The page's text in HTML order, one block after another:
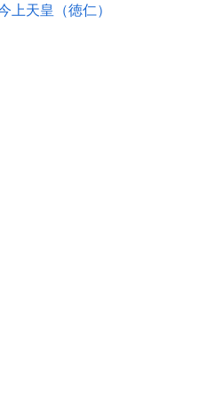
上天皇（徳仁）